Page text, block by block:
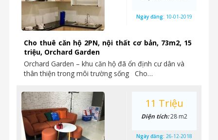
Cho thuê căn hộ 2PN, nội thất cơ bản, 73m2, 15
triệu, Orchard Garden
Orchard Garden – khu căn hộ đã ổn định cư dân và
thân thiện trong môi trường sống Cho…
Ngày đăng: 10-01-2019
11 Triệu
Diện tích:28 m2
Ngày đăng: 26-12-2018